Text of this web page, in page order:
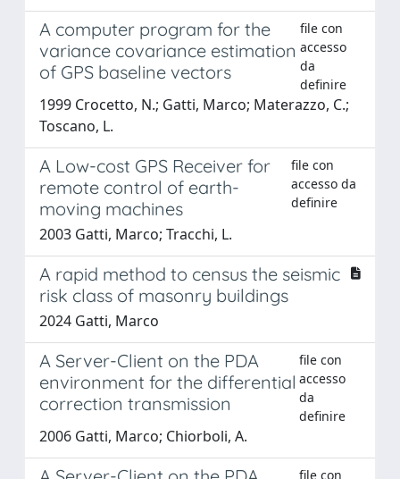
A computer program for the
variance covariance estimation
of GPS baseline vectors
file con
accesso
da
definire
1999 Crocetto, N.; Gatti, Marco; Materazzo, C.;
Toscano, L.
A Low-cost GPS Receiver for
remote control of earth-
moving machines
file con
accesso da
definire
2003 Gatti, Marco; Tracchi, L.
A rapid method to census the seismic
risk class of masonry buildings
2024 Gatti, Marco
A Server-Client on the PDA
environment for the differential
correction transmission
file con
accesso
da
definire
2006 Gatti, Marco; Chiorboli, A.
file con